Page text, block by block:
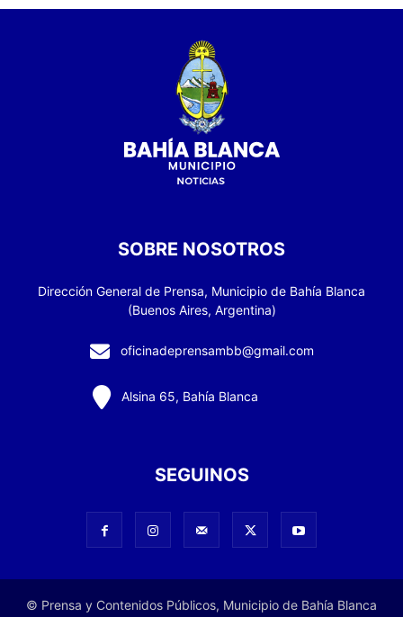
SOBRE NOSOTROS
Dirección General de Prensa, Municipio de Bahía Blanca
(Buenos Aires, Argentina)
oficinadeprensambb@gmail.com
Alsina 65, Bahía Blanca
SEGUINOS
© Prensa y Contenidos Públicos, Municipio de Bahía Blanca